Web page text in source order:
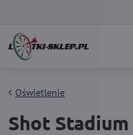
Oświetlenie
Shot